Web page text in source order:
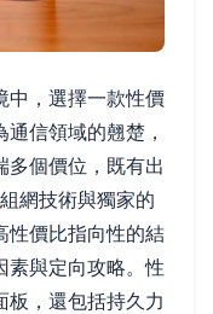
中，選擇一款性價
信領域的翹楚，
多個價位，既有出
網技術與獨家的
性價比指向性的結
素與定向攻略。性
板，還包括持久力